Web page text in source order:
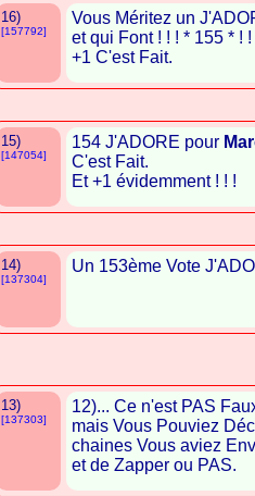
16)
[157792]
Vous Méritez un
et qui Font ! ! ! * 155 * ! !
+1 C'est Fait.
15)
[147054]
154 J'ADORE pour
C'est Fait.
Et +1 évidemment ! ! !
14)
[137304]
Un 153ème Vote
13)
[137303]
12)... Ce n'est PAS
mais Vous Pouviez
chaines Vous aviez
et de Zapper ou PAS.